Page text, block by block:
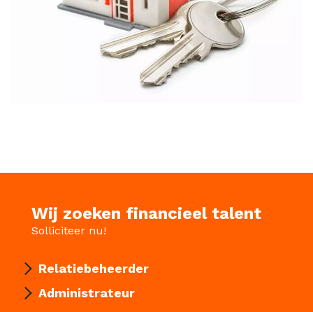
Wij zoeken financieel talent
Solliciteer nu!
Relatiebeheerder
Administrateur